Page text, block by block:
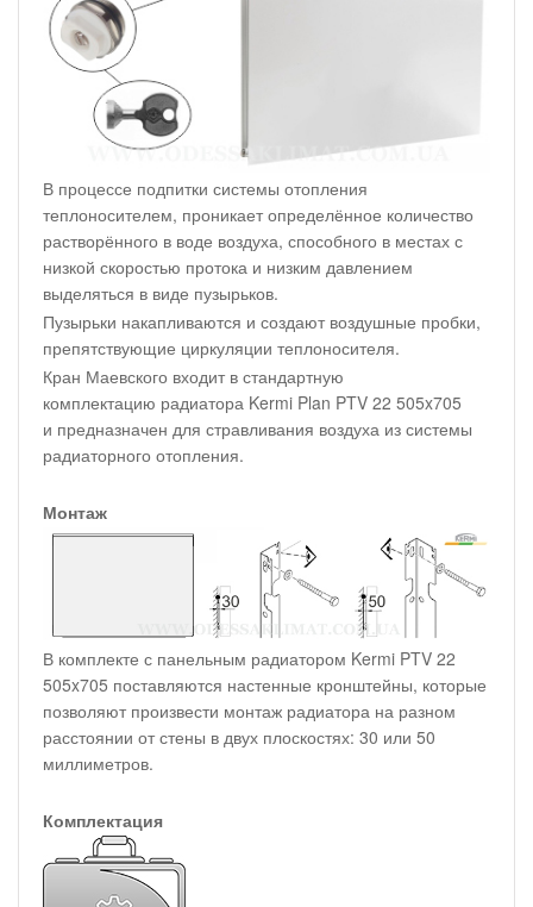
В процессе подпитки системы отопления
теплоносителем, проникает определённое количество
растворённого в воде воздуха, способного в местах с
низкой скоростью протока и низким давлением
выделяться в виде пузырьков.
Пузырьки накапливаются и создают воздушные пробки,
препятствующие циркуляции теплоносителя.
Кран Маевского входит в стандартную
комплектацию радиатора Kermi Plan PTV 22 505x705
и предназначен для стравливания воздуха из системы
радиаторного отопления.
Монтаж
В комплекте с панельным радиатором Kermi PTV 22
505x705 поставляются настенные кронштейны, которые
позволяют произвести монтаж радиатора на разном
расстоянии от стены в двух плоскостях: 30 или 50
миллиметров.
Комплектация